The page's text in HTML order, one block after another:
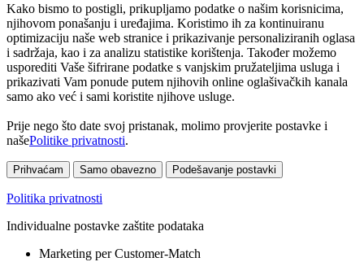
Kako bismo to postigli, prikupljamo podatke o našim korisnicima,
njihovom ponašanju i uređajima. Koristimo ih za kontinuiranu
optimizaciju naše web stranice i prikazivanje personaliziranih oglasa
i sadržaja, kao i za analizu statistike korištenja. Također možemo
usporediti Vaše šifrirane podatke s vanjskim pružateljima usluga i
prikazivati Vam ponude putem njihovih online oglašivačkih kanala
samo ako već i sami koristite njihove usluge.
Prije nego što date svoj pristanak, molimo provjerite postavke i
našePolitike privatnosti.
Prihvaćam Samo obavezno Podešavanje postavki
Politika privatnosti
Individualne postavke zaštite podataka
Marketing per Customer-Match